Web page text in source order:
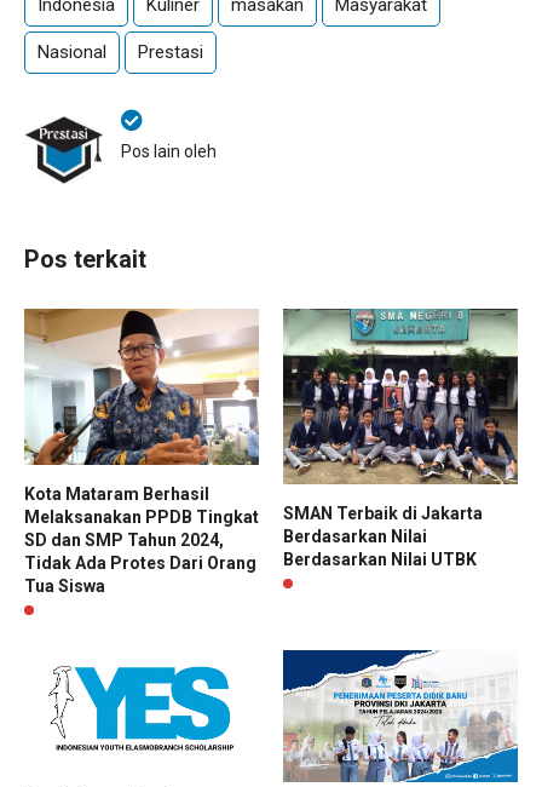
Nasional Prestasi
Pos lain oleh
Pos terkait
Kota Mataram Berhasil
Melaksanakan PPDB Tingkat
SD dan SMP Tahun 2024,
Tidak Ada Protes Dari Orang
Tua Siswa
SMAN Terbaik di Jakarta
Berdasarkan Nilai
Berdasarkan Nilai UTBK